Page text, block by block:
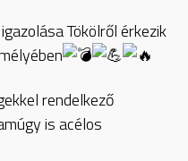
Tökölről érkezik
rendelkező
is acélos